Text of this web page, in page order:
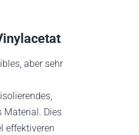
aber sehr
Material. Dies
effektiveren